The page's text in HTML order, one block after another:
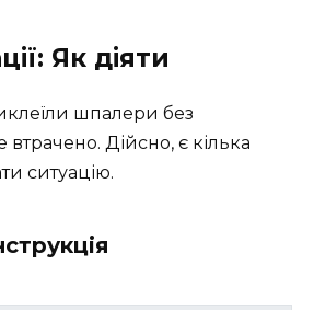
Як діяти
шпалери без
втрачено. Дійсно, є кілька
ситуацію.